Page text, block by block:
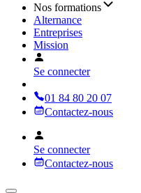
Nos formations
Alternance
Entreprises
Mission
Se connecter
01 84 80 20 07
Contactez-nous
Se connecter
Contactez-nous